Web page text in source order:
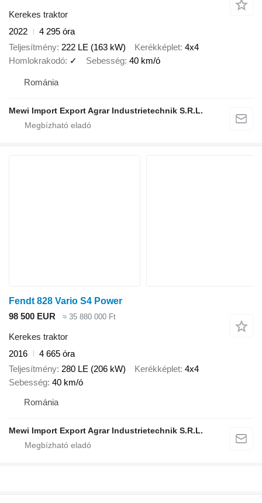
Kerekes traktor
2022
4 295 óra
Teljesítmény 222 LE (163 kW) Kerékképlet 4x4
Homlokrakodó ✓ Sebesség 40 km/ó
Románia
Mewi Import Export Agrar Industrietechnik S.R.L.
Fendt 828 Vario S4 Power
98 500 EUR
≈ 35 880 000 Ft
Kerekes traktor
2016
4 665 óra
Teljesítmény 280 LE (206 kW) Kerékképlet 4x4
Sebesség 40 km/ó
Románia
Mewi Import Export Agrar Industrietechnik S.R.L.